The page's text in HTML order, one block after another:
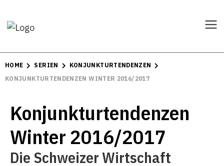
HOME SERIEN
KONJUNKTURTENDENZEN
KONJUNKTURTENDENZEN WINTER 2016/2017
Konjunkturtendenzen
Winter 2016/2017
Die Schweizer Wirtschaft